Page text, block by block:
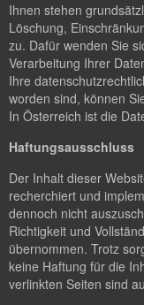
Ihnen stehen
Löschung,
zu. Dafür wenden Sie
Verarbeitung Ihrer
Ihre
worden sind, können
In Österreich ist die
Haftungsausschluss
Der Inhalt dieser
recherchiert und
dennoch nicht
Richtigkeit und
übernommen. Trotz
keine Haftung für die
verlinkten Seiten sind